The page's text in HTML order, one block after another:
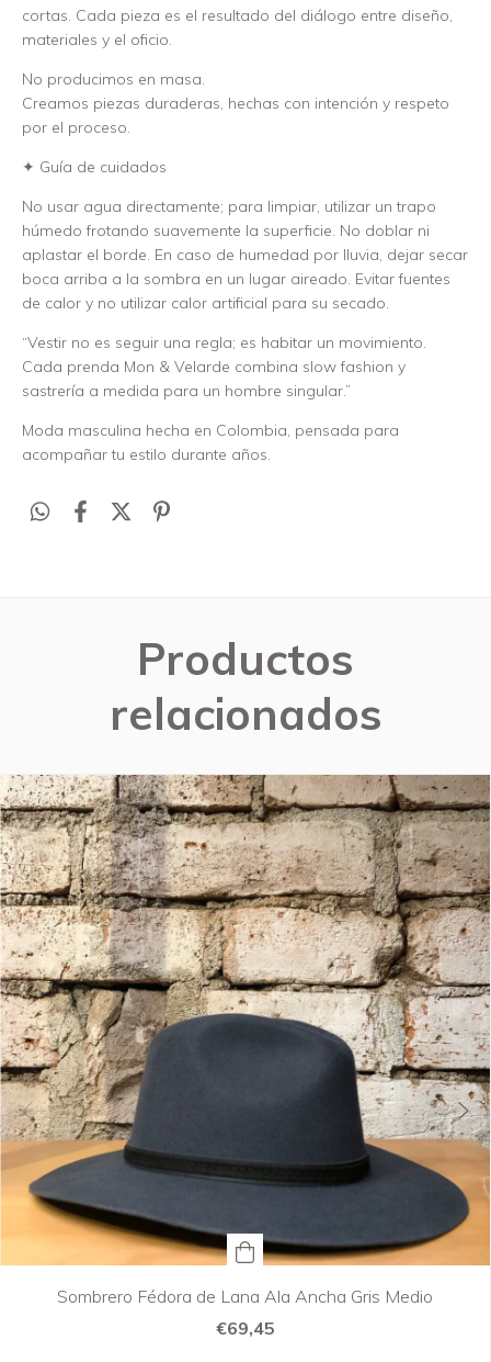
cortas. Cada pieza es el resultado del diálogo entre diseño,
materiales y el oficio.
No producimos en masa.
Creamos piezas duraderas, hechas con intención y respeto
por el proceso.
✦ Guía de cuidados
No usar agua directamente; para limpiar, utilizar un trapo
húmedo frotando suavemente la superficie. No doblar ni
aplastar el borde. En caso de humedad por lluvia, dejar secar
boca arriba a la sombra en un lugar aireado. Evitar fuentes
de calor y no utilizar calor artificial para su secado.
“Vestir no es seguir una regla; es habitar un movimiento.
Cada prenda Mon & Velarde combina slow fashion y
sastrería a medida para un hombre singular.”
Moda masculina hecha en Colombia, pensada para
acompañar tu estilo durante años.
Productos
relacionados
Sombrero Fédora de Lana Ala Ancha Gris Medio
€69,45